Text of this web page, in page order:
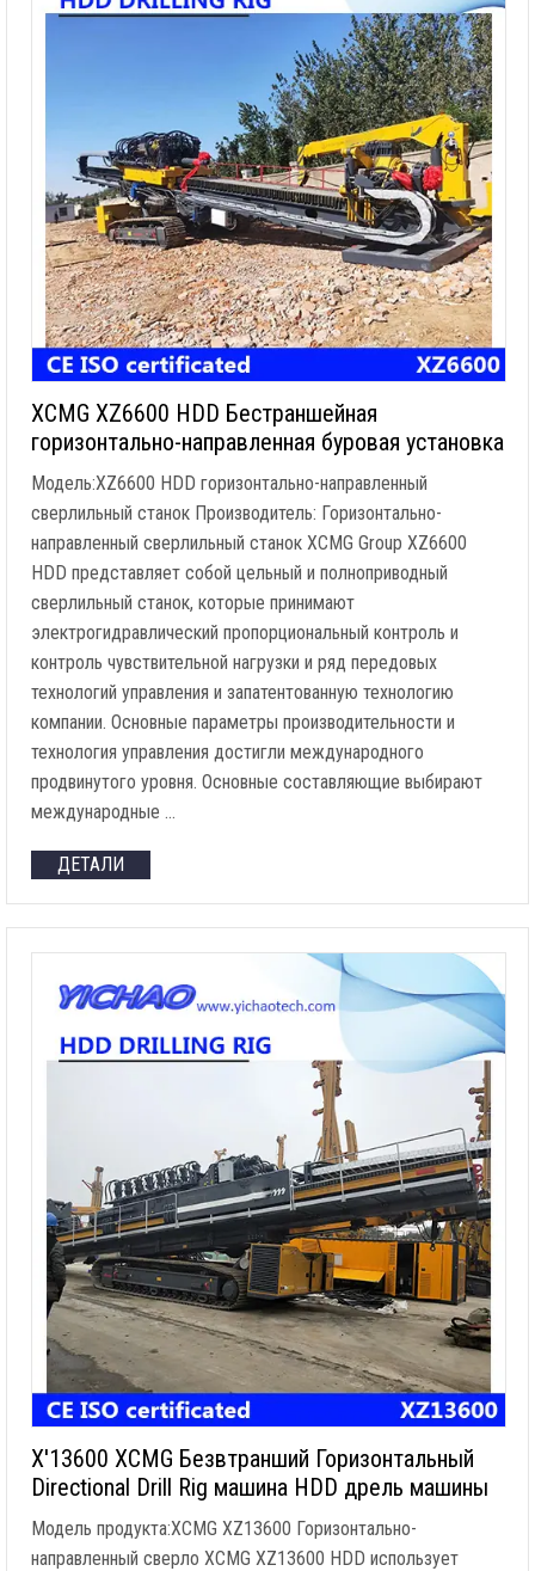
XCMG XZ6600 HDD Бестраншейная
горизонтально-направленная буровая установка
Модель:XZ6600 HDD горизонтально-направленный
сверлильный станок Производитель: Горизонтально-
направленный сверлильный станок XCMG Group XZ6600
HDD представляет собой цельный и полноприводный
сверлильный станок, которые принимают
электрогидравлический пропорциональный контроль и
контроль чувствительной нагрузки и ряд передовых
технологий управления и запатентованную технологию
компании. Основные параметры производительности и
технология управления достигли международного
продвинутого уровня. Основные составляющие выбирают
международные …
ДЕТАЛИ
X'13600 XCMG Безвтранший Горизонтальный
Directional Drill Rig машина HDD дрель машины
Модель продукта:XCMG XZ13600 Горизонтально-
направленный сверло XCMG XZ13600 HDD использует